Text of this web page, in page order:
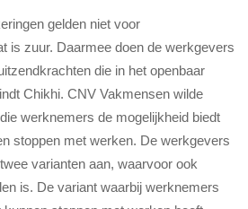
gelden niet voor
is zuur. Daarmee doen de werkgevers
die in het openbaar
Chikhi. CNV Vakmensen wilde
werknemers de mogelijkheid biedt
stoppen met werken. De werkgevers
varianten aan, waarvoor ook
is. De variant waarbij werknemers